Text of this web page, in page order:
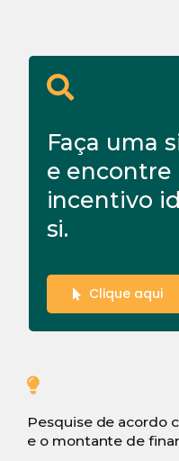
Faça uma
e encontre
incentivo
si.
Clique aqui
Pesquise de acordo
e o montante de